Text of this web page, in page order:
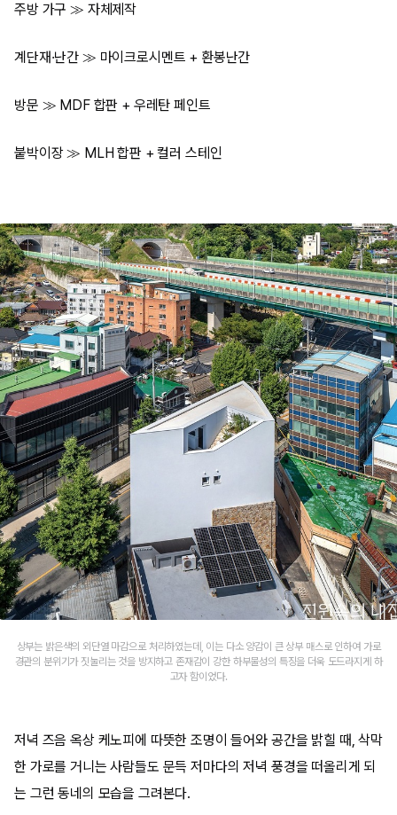
주방 가구 ≫ 자체제작
계단재·난간 ≫ 마이크로시멘트 + 환봉난간
방문 ≫ MDF 합판 + 우레탄 페인트
붙박이장 ≫ MLH 합판 + 컬러 스테인
상부는 밝은색의 외단열 마감으로 처리하였는데, 이는 다소 양감이 큰 상부 매스로 인하여 가로
경관의 분위기가 짓눌리는 것을 방지하고 존재감이 강한 하부물성의 특징을 더욱 도드라지게 하
고자 함이었다.
저녁 즈음 옥상 케노피에 따뜻한 조명이 들어와 공간을 밝힐 때, 삭막
한 가로를 거니는 사람들도 문득 저마다의 저녁 풍경을 떠올리게 되
는 그런 동네의 모습을 그려본다.